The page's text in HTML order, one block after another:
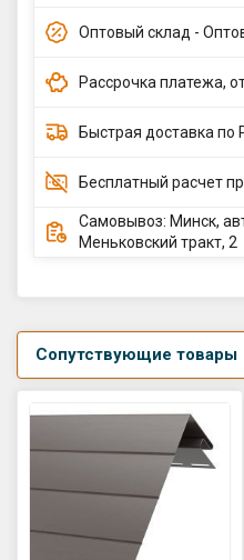
Оптовый склад -
Рассрочка платежа,
Быстрая доставка по
Бесплатный расчет
Самовывоз: Минск,
Меньковский тракт, 2
Сопутствующие товары